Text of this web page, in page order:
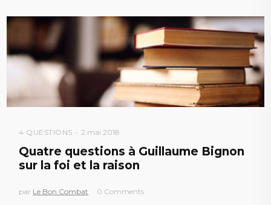
4 QUESTIONS 2 mai 2018
Quatre questions à Guillaume Bignon
sur la foi et la raison
par Le Bon Combat 0 Comments